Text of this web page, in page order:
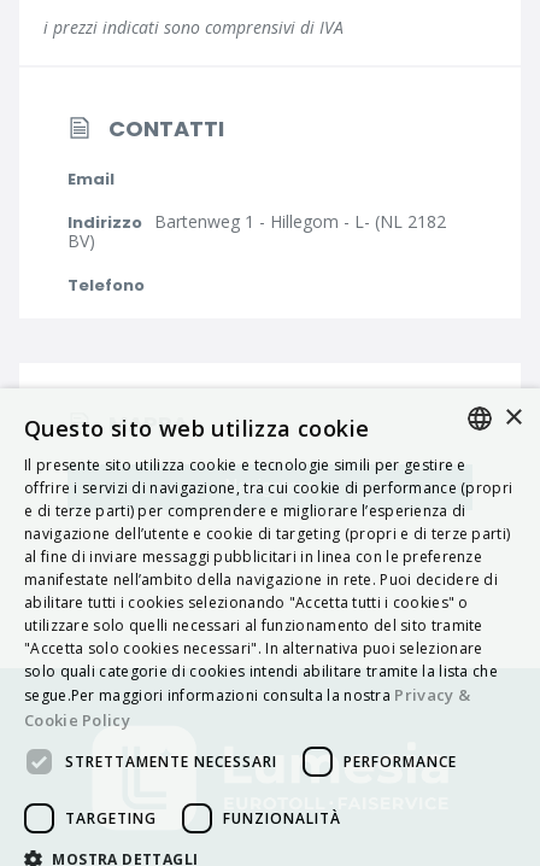
i prezzi indicati sono comprensivi di IVA
CONTATTI
Email
Indirizzo Bartenweg 1 - Hillegom - L- (NL 2182
BV)
Telefono
MAPPA
Navigatore ITALIAN
ENGLISH
FRENCH
HUNGARIAN
DEUTSCH
POLSKI
PORTUGUÊS
×
Questo sito web utilizza cookie
Il presente sito utilizza cookie e tecnologie simili per gestire e
offrire i servizi di navigazione, tra cui cookie di performance (propri
e di terze parti) per comprendere e migliorare l’esperienza di
navigazione dell’utente e cookie di targeting (propri e di terze parti)
al fine di inviare messaggi pubblicitari in linea con le preferenze
manifestate nell’ambito della navigazione in rete. Puoi decidere di
abilitare tutti i cookies selezionando "Accetta tutti i cookies" o
utilizzare solo quelli necessari al funzionamento del sito tramite
"Accetta solo cookies necessari". In alternativa puoi selezionare
solo quali categorie di cookies intendi abilitare tramite la lista che
segue.Per maggiori informazioni consulta la nostra Privacy &
Cookie Policy
STRETTAMENTE NECESSARI PERFORMANCE
TARGETING FUNZIONALITÀ
MOSTRA DETTAGLI